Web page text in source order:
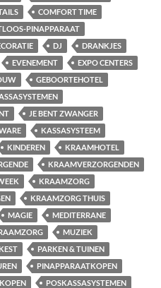
COMFORT TIME
PINAPPARAAT
DJ
DRANKJES
EVENEMENT
EXPO CENTERS
GEBOORTEHOTEL
JE BENT ZWANGER
KASSASYSTEEM
KINDEREN
KRAAMHOTEL
KRAAMVERZORGENDEN
KRAAMZORG
KRAAMZORG THUIS
MAGIE
MEDITERRANE
MUZIEK
PARKEN & TUINEN
PINAPPARAATKOPEN
POSKASSASYSTEMEN